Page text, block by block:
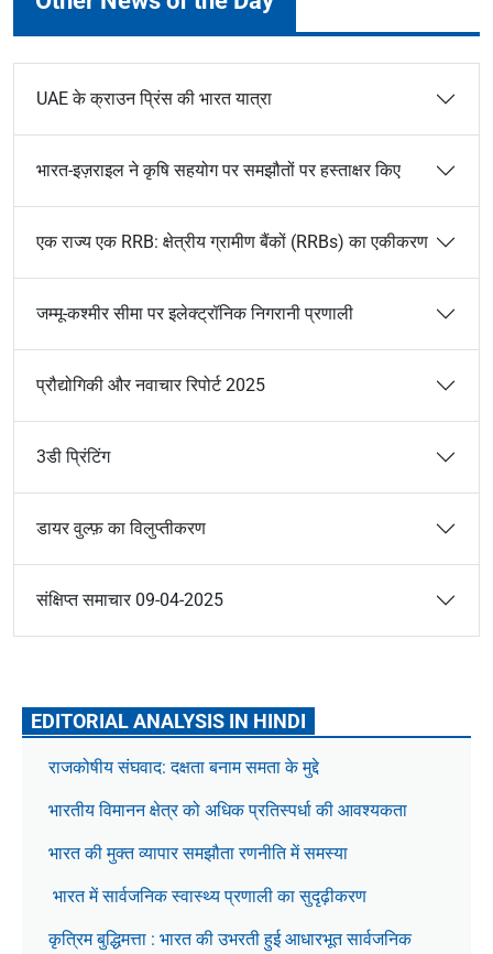
UAE के क्राउन प्रिंस की भारत यात्रा
भारत-इज़राइल ने कृषि सहयोग पर समझौतों पर हस्ताक्षर किए
एक राज्य एक RRB: क्षेत्रीय ग्रामीण बैंकों (RRBs) का एकीकरण
जम्मू-कश्मीर सीमा पर इलेक्ट्रॉनिक निगरानी प्रणाली
प्रौद्योगिकी और नवाचार रिपोर्ट 2025
3डी प्रिंटिंग
डायर वुल्फ़ का विलुप्तीकरण
संक्षिप्त समाचार 09-04-2025
EDITORIAL ANALYSIS IN HINDI
राजकोषीय संघवाद: दक्षता बनाम समता के मुद्दे
भारतीय विमानन क्षेत्र को अधिक प्रतिस्पर्धा की आवश्यकता
भारत की मुक्त व्यापार समझौता रणनीति में समस्या
भारत में सार्वजनिक स्वास्थ्य प्रणाली का सुदृढ़ीकरण
कृत्रिम बुद्धिमत्ता : भारत की उभरती हुई आधारभूत सार्वजनिक